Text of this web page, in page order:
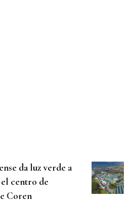
da luz verde a
centro de
Coren